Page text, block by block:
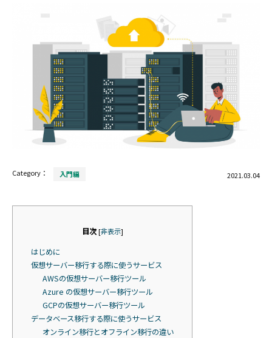
Category： 入門編 2021.03.04
目次 [非表示]
はじめに
仮想サーバー移行する際に使うサービス
AWSの仮想サーバー移行ツール
Azure の仮想サーバー移行ツール
GCPの仮想サーバー移行ツール
データベース移行する際に使うサービス
オンライン移行とオフライン移行の違い